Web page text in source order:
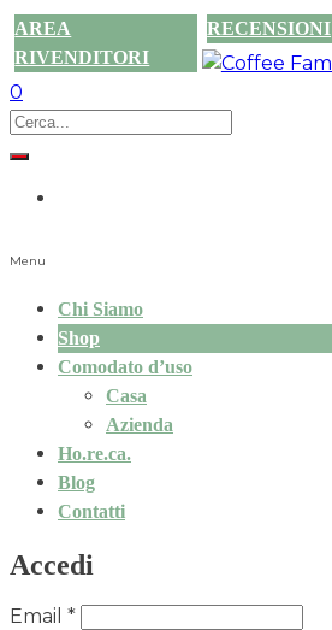
AREA
RIVENDITORI
RECENSIONI
0
Menu
Chi Siamo
Shop
Comodato d’uso
Casa
Azienda
Ho.re.ca.
Blog
Contatti
Accedi
Email *